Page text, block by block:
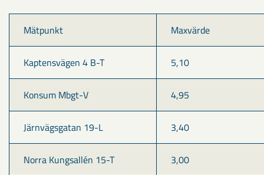
Mätpunkt Maxvärde
Kaptensvägen 4 B-T 5,10
Konsum Mbgt-V 4,95
Järnvägsgatan 19-L 3,40
Norra Kungsallén 15-T 3,00